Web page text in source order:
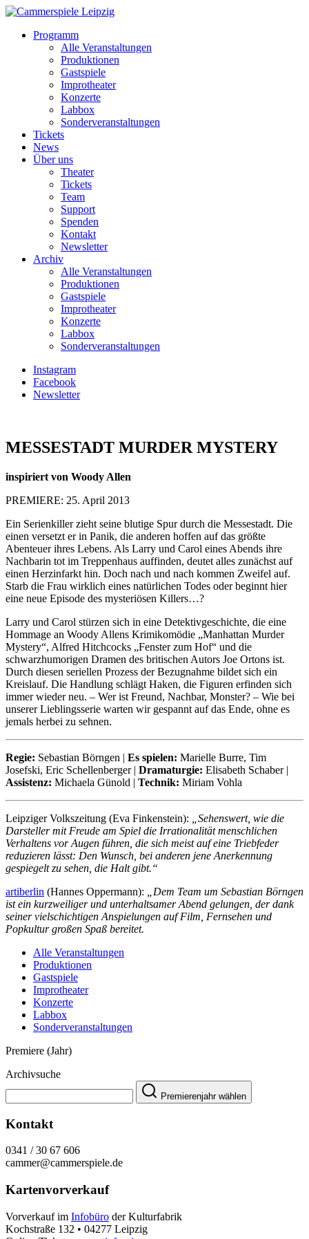
Programm
Alle Veranstaltungen
Produktionen
Gastspiele
Improtheater
Konzerte
Labbox
Sonderveranstaltungen
Tickets
News
Über uns
Theater
Tickets
Team
Support
Spenden
Kontakt
Newsletter
Archiv
Alle Veranstaltungen
Produktionen
Gastspiele
Improtheater
Konzerte
Labbox
Sonderveranstaltungen
Instagram
Facebook
Newsletter
MESSESTADT MURDER MYSTERY
inspiriert von Woody Allen
PREMIERE: 25. April 2013
Ein Serienkiller zieht seine blutige Spur durch die Messestadt. Die
einen versetzt er in Panik, die anderen hoffen auf das größte
Abenteuer ihres Lebens. Als Larry und Carol eines Abends ihre
Nachbarin tot im Treppenhaus auffinden, deutet alles zunächst auf
einen Herzinfarkt hin. Doch nach und nach kommen Zweifel auf.
Starb die Frau wirklich eines natürlichen Todes oder beginnt hier
eine neue Episode des mysteriösen Killers…?
Larry und Carol stürzen sich in eine Detektivgeschichte, die eine
Hommage an Woody Allens Krimikomödie „Manhattan Murder
Mystery“, Alfred Hitchcocks „Fenster zum Hof“ und die
schwarzhumorigen Dramen des britischen Autors Joe Ortons ist.
Durch diesen seriellen Prozess der Bezugnahme bildet sich ein
Kreislauf. Die Handlung schlägt Haken, die Figuren erfinden sich
immer wieder neu. – Wer ist Freund, Nachbar, Monster? – Wie bei
unserer Lieblingsserie warten wir gespannt auf das Ende, ohne es
jemals herbei zu sehnen.
Regie: Sebastian Börngen | Es spielen: Marielle Burre, Tim
Josefski, Eric Schellenberger | Dramaturgie: Elisabeth Schaber |
Assistenz: Michaela Günold | Technik: Miriam Vohla
Leipziger Volkszeitung (Eva Finkenstein):
„Sehenswert, wie die
Darsteller mit Freude am Spiel die Irrationalität menschlichen
Verhaltens vor Augen führen, die sich meist auf eine Triebfeder
reduzieren lässt: Den Wunsch, bei anderen jene Anerkennung
gespiegelt zu sehen, die Halt gibt.“
artiberlin (Hannes Oppermann):
„Dem Team um Sebastian Börngen
ist ein kurzweiliger und unterhaltsamer Abend gelungen, der dank
seiner vielschichtigen Anspielungen auf Film, Fernsehen und
Popkultur großen Spaß bereitet.
Alle Veranstaltungen
Produktionen
Gastspiele
Improtheater
Konzerte
Labbox
Sonderveranstaltungen
Premiere (Jahr)
Archivsuche
Premierenjahr wählen
Kontakt
0341 / 30 67 606
cammer@cammerspiele.de
Kartenvorverkauf
Vorverkauf im Infobüro der Kulturfabrik
Kochstraße 132 • 04277 Leipzig